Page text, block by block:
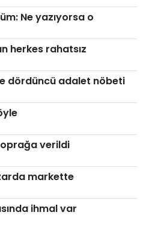
Ne yazıyorsa o
herkes rahatsız
dördüncü adalet nöbeti
verildi
markette
ihmal var